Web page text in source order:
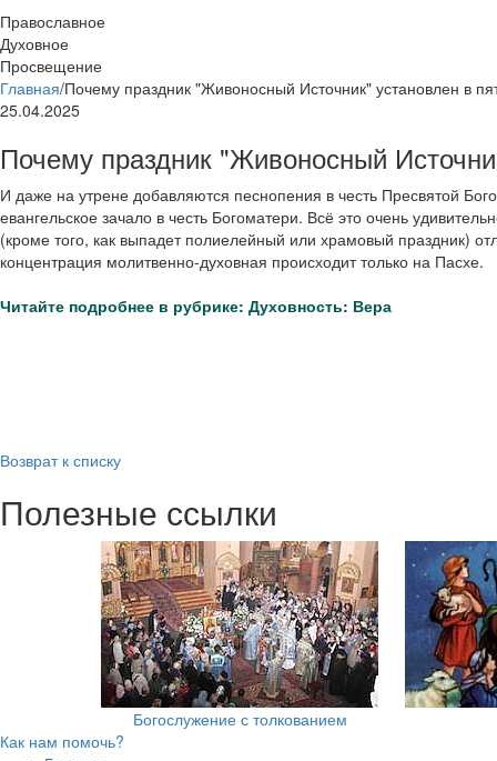
Православное
Духовное
Просвещение
Главная/Почему праздник "Живоносный Источник" установлен в
25.04.2025
Почему праздник "Живоносный
И даже на утрене добавляются песнопения в честь Пресвятой
евангельское зачало в честь Богоматери. Всё это очень
(кроме того, как выпадет полиелейный или храмовый праздник)
концентрация молитвенно-духовная происходит только на Пасхе.
Читайте подробнее в рубрике: Духовность: Вера
Возврат к списку
Полезные ссылки
Богослужение с толкованием
Как нам помочь?